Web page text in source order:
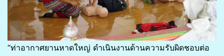
“ท่าอากาศยานหาดใหญ่ ดำเนินงานด้านความรับผิดชอบต่อ